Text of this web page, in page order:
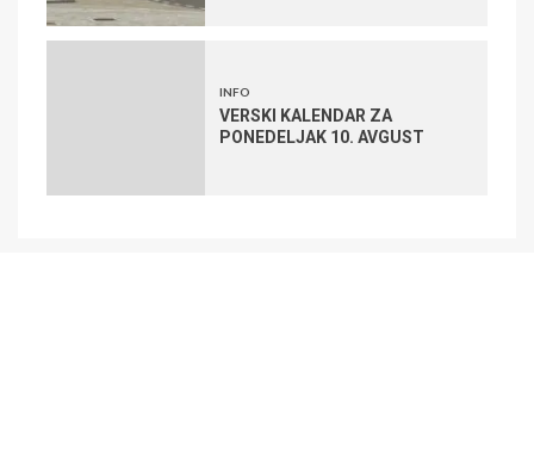
INFO
VERSKI KALENDAR ZA
PONEDELJAK 10. AVGUST